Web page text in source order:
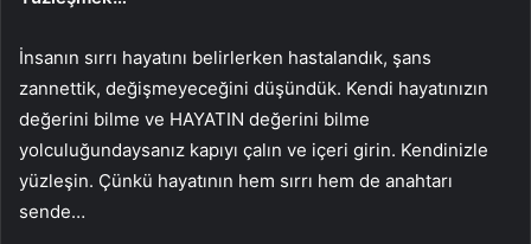
İnsanın sırrı hayatını belirlerken hastalandık, şans
zannettik, değişmeyeceğini düşündük. Kendi hayatınızın
değerini bilme ve HAYATIN değerini bilme
yolculuğundaysanız kapıyı çalın ve içeri girin. Kendinizle
yüzleşin. Çünkü hayatının hem sırrı hem de anahtarı
sende…